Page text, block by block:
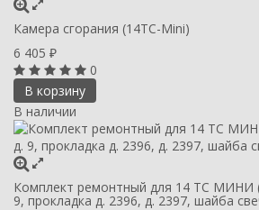
Камера сгорания (14ТС-Mini)
6 405 ₽
0
В корзину
В наличии
Комплект ремонтный для 14 ТС МИНИ
9, прокладка д. 2396, д. 2397, шайба